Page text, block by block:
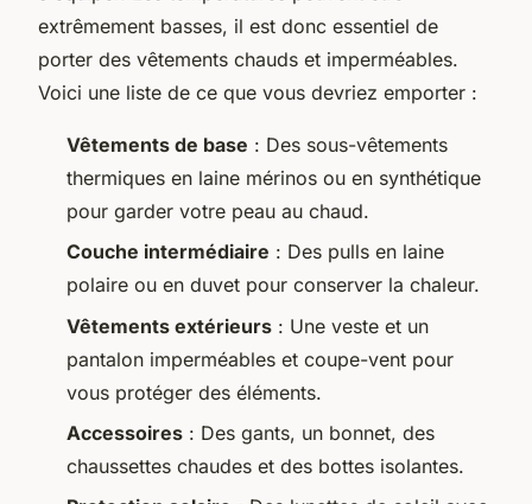
extrêmement basses, il est donc essentiel de
porter des vêtements chauds et imperméables.
Voici une liste de ce que vous devriez emporter :
Vêtements de base : Des sous-vêtements
thermiques en laine mérinos ou en synthétique
pour garder votre peau au chaud.
Couche intermédiaire : Des pulls en laine
polaire ou en duvet pour conserver la chaleur.
Vêtements extérieurs : Une veste et un
pantalon imperméables et coupe-vent pour
vous protéger des éléments.
Accessoires : Des gants, un bonnet, des
chaussettes chaudes et des bottes isolantes.